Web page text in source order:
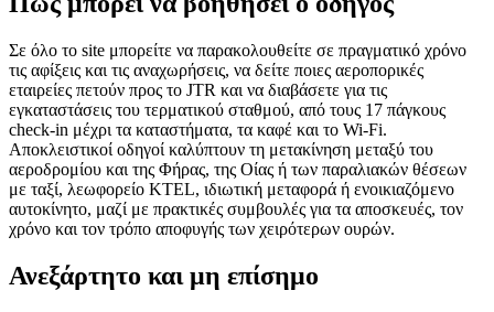
Σε όλο το site μπορείτε να παρακολουθείτε σε πραγματικό χρόνο
τις αφίξεις και τις αναχωρήσεις, να δείτε ποιες αεροπορικές
εταιρείες πετούν προς το JTR και να διαβάσετε για τις
εγκαταστάσεις του τερματικού σταθμού, από τους 17 πάγκους
check-in μέχρι τα καταστήματα, τα καφέ και το Wi-Fi.
Αποκλειστικοί οδηγοί καλύπτουν τη μετακίνηση μεταξύ του
αεροδρομίου και της Φήρας, της Οίας ή των παραλιακών θέσεων
με ταξί, λεωφορείο KTEL, ιδιωτική μεταφορά ή ενοικιαζόμενο
αυτοκίνητο, μαζί με πρακτικές συμβουλές για τα αποσκευές, τον
χρόνο και τον τρόπο αποφυγής των χειρότερων ουρών.
Ανεξάρτητο και μη επίσημο